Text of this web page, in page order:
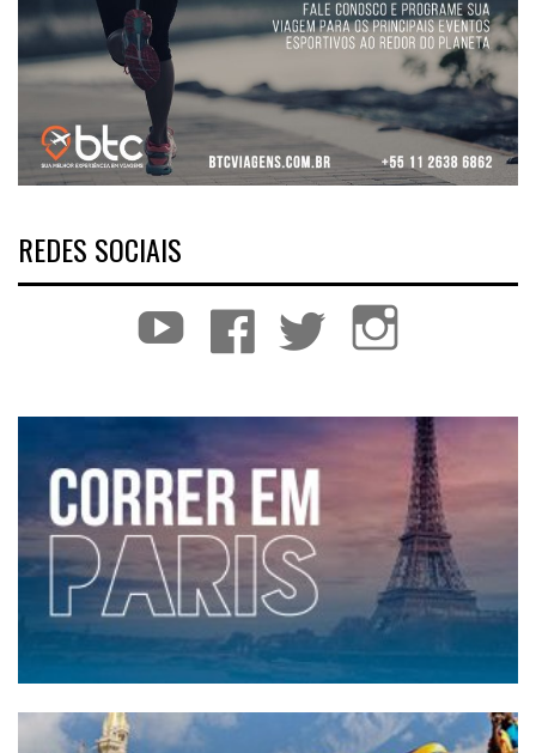
REDES SOCIAIS
YouTube Facebook Twitter